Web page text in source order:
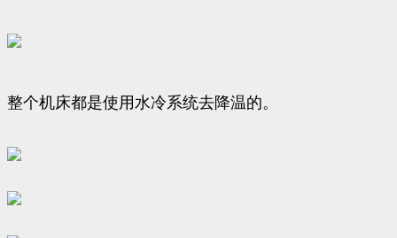
整个机床都是使用水冷系统去降温的。